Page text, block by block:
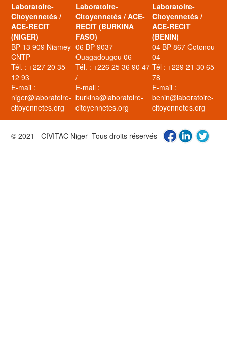
Laboratoire-
Citoyennetés /
ACE-RECIT
(NIGER)
BP 13 909 Niamey
CNTP
Tél. : +227 20 35
12 93
E-mail :
niger@laboratoire-
citoyennetes.org
Laboratoire-
Citoyennetés / ACE-
RECIT (BURKINA
FASO)
06 BP 9037
Ouagadougou 06
Tél. : +226 25 36 90 47
/
E-mail :
burkina@laboratoire-
citoyennetes.org
Laboratoire-
Citoyennetés /
ACE-RECIT
(BENIN)
04 BP 867 Cotonou
04
Tél : +229 21 30 65
78
E-mail :
benin@laboratoire-
citoyennetes.org
© 2021 - CIVITAC Niger- Tous droits réservés